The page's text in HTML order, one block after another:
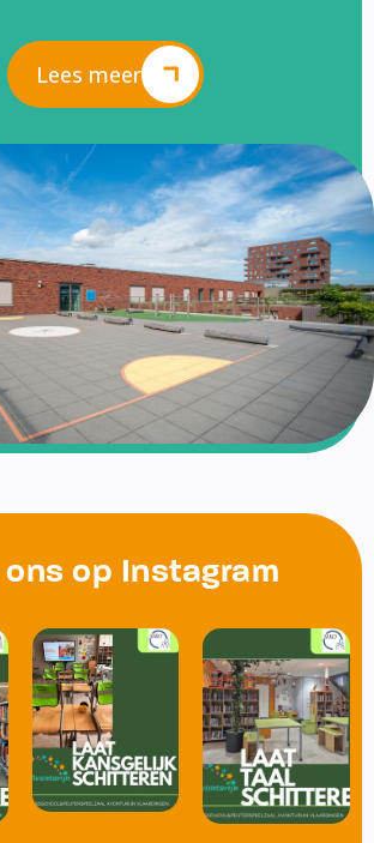
Lees meer
ons op Instagram